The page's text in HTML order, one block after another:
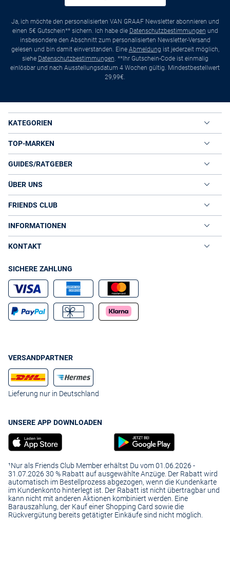
Ja, ich möchte den personalisierten VAN GRAAF Newsletter abonnieren und
einen 5€ Gutschein** sichern. Ich habe die Datenschutzbestimmungen und
insbesondere den Abschnitt zum personalisierten Newsletter-Versand
gelesen und bin damit einverstanden. Eine Abmeldung ist jederzeit möglich,
siehe Datenschutzbestimmungen. **Ihr Gutschein-Code ist einmalig
einlösbar und nach Ausstellungsdatum 4 Wochen gültig. Mindestbestellwert
29,99€.
KATEGORIEN
TOP-MARKEN
GUIDES/RATGEBER
ÜBER UNS
FRIENDS CLUB
INFORMATIONEN
KONTAKT
SICHERE ZAHLUNG
VERSANDPARTNER
Lieferung nur in Deutschland
UNSERE APP DOWNLOADEN
¹Nur als Friends Club Member erhältst Du vom 01.06.2026 -
31.07.2026 30 % Rabatt auf ausgewählte Anzüge. Der Rabatt wird
automatisch im Bestellprozess abgezogen, wenn die Kundenkarte
im Kundenkonto hinterlegt ist. Der Rabatt ist nicht übertragbar und
kann nicht mit anderen Aktionen kombiniert werden. Eine
Barauszahlung, der Kauf einer Shopping Card sowie die
Rückvergütung bereits getätigter Einkäufe sind nicht möglich.